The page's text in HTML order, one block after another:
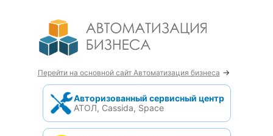
Перейти на основной сайт Автоматизация бизнеса →
Авторизованный сервисный центр
АТОЛ, Cassida, Space